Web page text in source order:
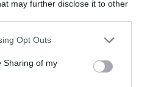
may further disclose it to other
Opt Outs
Sharing of my